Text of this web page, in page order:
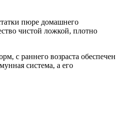
пюре домашнего
чистой ложкой, плотно
с раннего возраста обеспечен
система, а его